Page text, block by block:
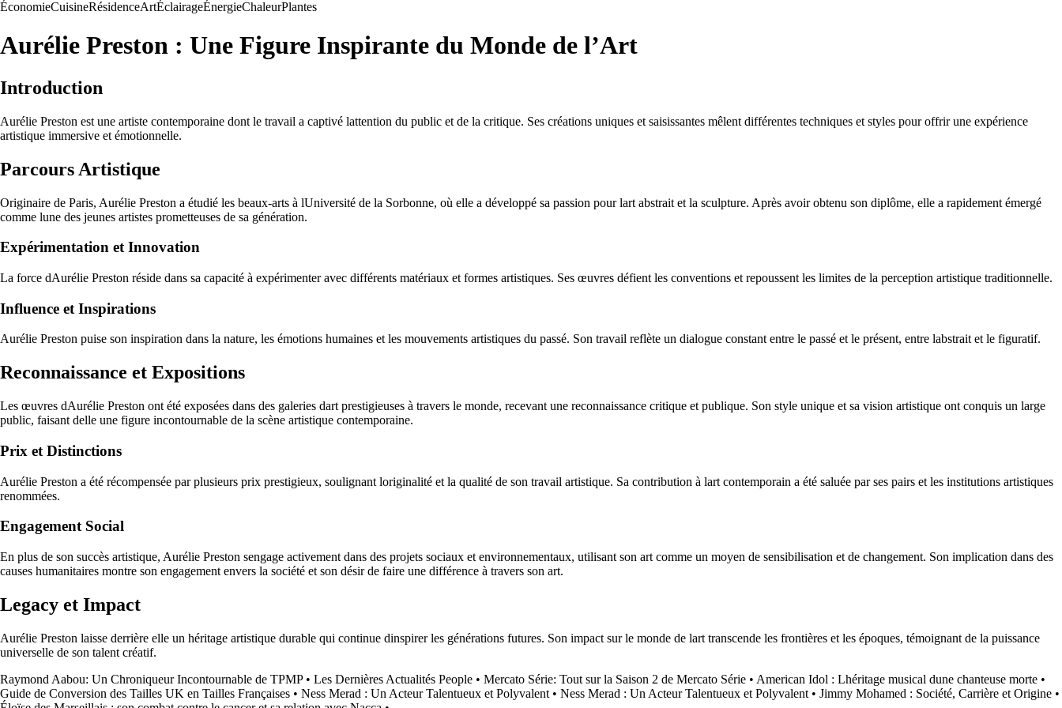
ÉconomieCuisineRésidenceArtÉclairageÉnergieChaleurPlantes
Aurélie Preston : Une Figure Inspirante du Monde de l’Art
Introduction
Aurélie Preston est une artiste contemporaine dont le travail a captivé lattention du public et de la critique. Ses créations uniques et saisissantes mêlent différentes techniques et styles pour offrir une expérience
artistique immersive et émotionnelle.
Parcours Artistique
Originaire de Paris, Aurélie Preston a étudié les beaux-arts à lUniversité de la Sorbonne, où elle a développé sa passion pour lart abstrait et la sculpture. Après avoir obtenu son diplôme, elle a rapidement émergé
comme lune des jeunes artistes prometteuses de sa génération.
Expérimentation et Innovation
La force dAurélie Preston réside dans sa capacité à expérimenter avec différents matériaux et formes artistiques. Ses œuvres défient les conventions et repoussent les limites de la perception artistique traditionnelle.
Influence et Inspirations
Aurélie Preston puise son inspiration dans la nature, les émotions humaines et les mouvements artistiques du passé. Son travail reflète un dialogue constant entre le passé et le présent, entre labstrait et le figuratif.
Reconnaissance et Expositions
Les œuvres dAurélie Preston ont été exposées dans des galeries dart prestigieuses à travers le monde, recevant une reconnaissance critique et publique. Son style unique et sa vision artistique ont conquis un large
public, faisant delle une figure incontournable de la scène artistique contemporaine.
Prix et Distinctions
Aurélie Preston a été récompensée par plusieurs prix prestigieux, soulignant loriginalité et la qualité de son travail artistique. Sa contribution à lart contemporain a été saluée par ses pairs et les institutions artistiques
renommées.
Engagement Social
En plus de son succès artistique, Aurélie Preston sengage activement dans des projets sociaux et environnementaux, utilisant son art comme un moyen de sensibilisation et de changement. Son implication dans des
causes humanitaires montre son engagement envers la société et son désir de faire une différence à travers son art.
Legacy et Impact
Aurélie Preston laisse derrière elle un héritage artistique durable qui continue dinspirer les générations futures. Son impact sur le monde de lart transcende les frontières et les époques, témoignant de la puissance
universelle de son talent créatif.
Raymond Aabou: Un Chroniqueur Incontournable de TPMP• Les Dernières Actualités People • Mercato Série: Tout sur la Saison 2 de Mercato Série • American Idol : Lhéritage musical dune chanteuse morte •
Guide de Conversion des Tailles UK en Tailles Françaises • Ness Merad : Un Acteur Talentueux et Polyvalent • Ness Merad : Un Acteur Talentueux et Polyvalent • Jimmy Mohamed : Société, Carrière et Origine •